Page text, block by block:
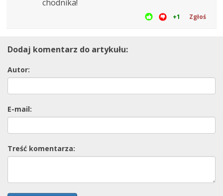
chodnika!
+1 Zgłoś
Dodaj komentarz do artykułu:
Autor:
E-mail:
Treść komentarza: